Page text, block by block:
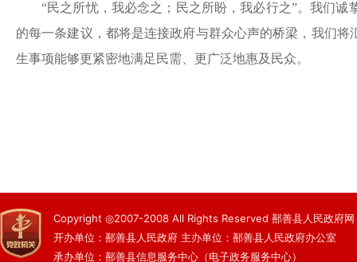
“民之所忧，我必念之；民之所盼，我必行之”。我们诚
的每一条建议，都将是连接政府与群众心声的桥梁，我们
生事项能够更紧密地满足民需、更广泛地惠及民众。
Copyright ◎2007-2008 All Rights Reserved 鄯善县人民政府网
开办单位：鄯善县人民政府 主办单位：鄯善县人民政府办公室
承办单位：鄯善县信息服务中心（电子政务服务中心）